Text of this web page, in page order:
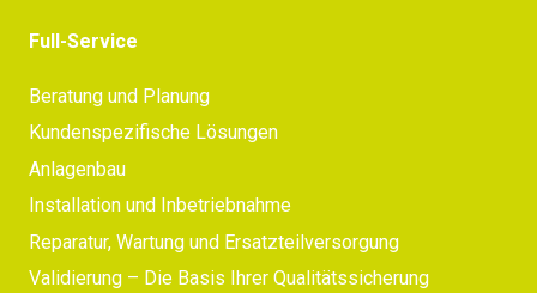
Full-Service
Beratung und Planung
Kundenspezifische Lösungen
Anlagenbau
Installation und Inbetriebnahme
Reparatur, Wartung und Ersatzteilversorgung
Validierung – Die Basis Ihrer Qualitätssicherung